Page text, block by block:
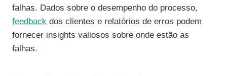
falhas. Dados sobre o desempenho do processo,
feedback dos clientes e relatórios de erros podem
fornecer insights valiosos sobre onde estão as
falhas.